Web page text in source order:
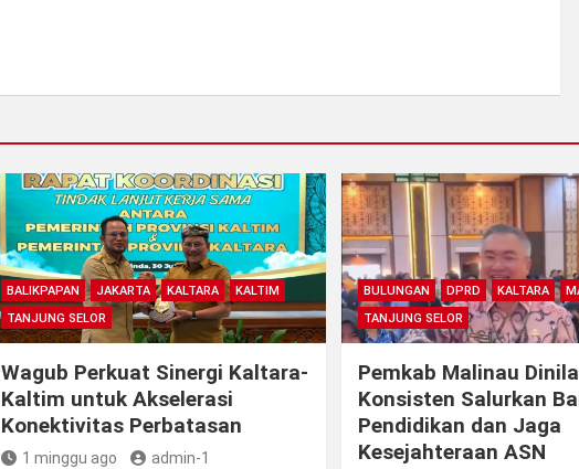
BALIKPAPAN JAKARTA KALTARA
KALTIM
TANJUNG SELOR
Wagub Perkuat Sinergi Kaltara-
Kaltim untuk Akselerasi
Konektivitas Perbatasan
1 minggu ago admin-1
BULUNGAN DPRD KALTARA
TANJUNG SELOR
Pemkab Malinau
Konsisten Salurkan
Pendidikan dan Jaga
Kesejahteraan ASN